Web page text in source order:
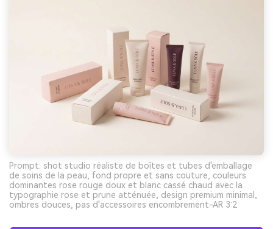
Prompt: shot studio réaliste de boîtes et tubes d'emballage
de soins de la peau, fond propre et sans couture, couleurs
dominantes rose rouge doux et blanc cassé chaud avec la
typographie rose et prune atténuée, design premium minimal,
ombres douces, pas d'accessoires encombrement-AR 3:2